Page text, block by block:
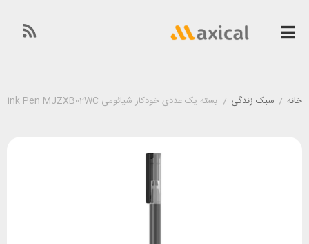
خانه / سبک زندگی / بسته یک عددی خودکار شیائومی Xiaomi Jumbo Gel Ink Pen MJZXB02WC